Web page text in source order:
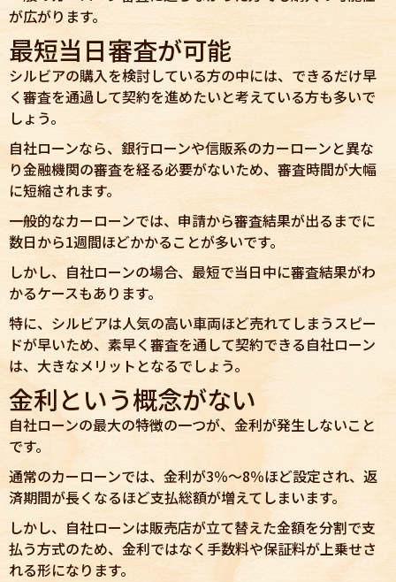
が広がります。
最短当日審査が可能
シルビアの購入を検討している方の中には、できるだけ早
く審査を通過して契約を進めたいと考えている方も多いで
しょう。
自社ローンなら、銀行ローンや信販系のカーローンと異な
り金融機関の審査を経る必要がないため、審査時間が大幅
に短縮されます。
一般的なカーローンでは、申請から審査結果が出るまでに
数日から1週間ほどかかることが多いです。
しかし、自社ローンの場合、最短で当日中に審査結果がわ
かるケースもあります。
特に、シルビアは人気の高い車両ほど売れてしまうスピー
ドが早いため、素早く審査を通して契約できる自社ローン
は、大きなメリットとなるでしょう。
金利という概念がない
自社ローンの最大の特徴の一つが、金利が発生しないこと
です。
通常のカーローンでは、金利が3％〜8％ほど設定され、返
済期間が長くなるほど支払総額が増えてしまいます。
しかし、自社ローンは販売店が立て替えた金額を分割で支
払う方式のため、金利ではなく手数料や保証料が上乗せさ
れる形になります。